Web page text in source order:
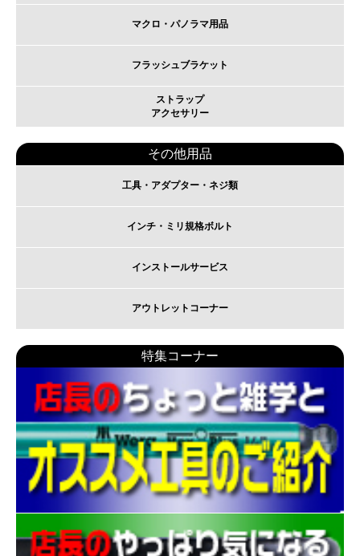
マクロ・パノラマ用品
フラッシュブラケット
ストラップ
アクセサリー
その他用品
工具・アダプター・ネジ類
インチ・ミリ規格ボルト
インストールサービス
アウトレットコーナー
特集コーナー